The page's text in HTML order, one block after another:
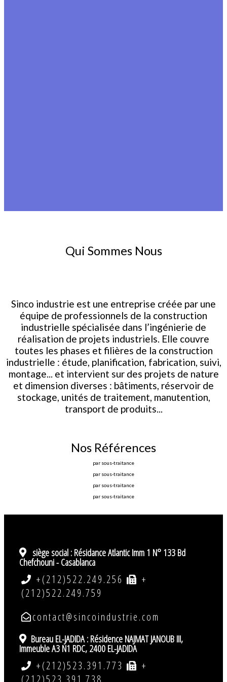
Qui Sommes Nous
Sinco industrie est une entreprise créée par une
équipe de professionnels de la construction
industrielle spécialisée dans l’ingénierie de
réalisation de projets industriels. Elle couvre
toutes les phases et filières de la construction
industrielle : étude, planification, fabrication, suivi,
montage... et intervient sur des projets de nature
et dimension diverses : bâtiments, réservoir de
stockage, unités de traitement, manutention,
transport de produits...
Nos Références
par sous-traitance
par sous-traitance
par sous-traitance
par sous-traitance
siège social :Résidance Atlantic Imm 1 N° 133 Bd
Chefchouni - Casablanca
+(212)522.249.256
+
(212)522.249.759
contact@sincoindustrie.com
Bureau EL-JADIDA : Résidence NAJMAT JANOUB III,
Immeuble A3 N1 RDC, 2400 EL-JADIDA
+(212)523.391.773
+